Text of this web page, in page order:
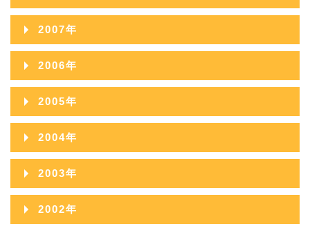
2015年03月
2015年02月
2015年01月
2014年05月
2014年03月
2014年02月
2014年01月
2013年06月
2013年05月
2013年03月
2013年02月
2013年01月
2012年07月
2012年06月
2012年05月
2012年03月
2012年02月
2012年01月
2011年08月
2011年07月
2011年06月
2011年05月
2011年03月
2011年02月
2010年10月
2010年09月
2010年08月
2010年07月
2010年06月
2010年05月
2010年03月
2009年11月
2009年10月
2009年09月
2009年08月
2009年07月
2009年06月
2009年05月
2008年12月
2008年11月
2008年10月
2008年09月
2008年08月
2008年07月
2008年06月
2007年
2007年12月
2007年11月
2007年10月
2007年09月
2007年08月
2007年07月
2006年
2006年12月
2006年11月
2006年10月
2006年09月
2006年08月
2005年
2005年12月
2005年11月
2005年10月
2005年09月
2004年
2004年12月
2004年11月
2003年
2003年12月
2002年